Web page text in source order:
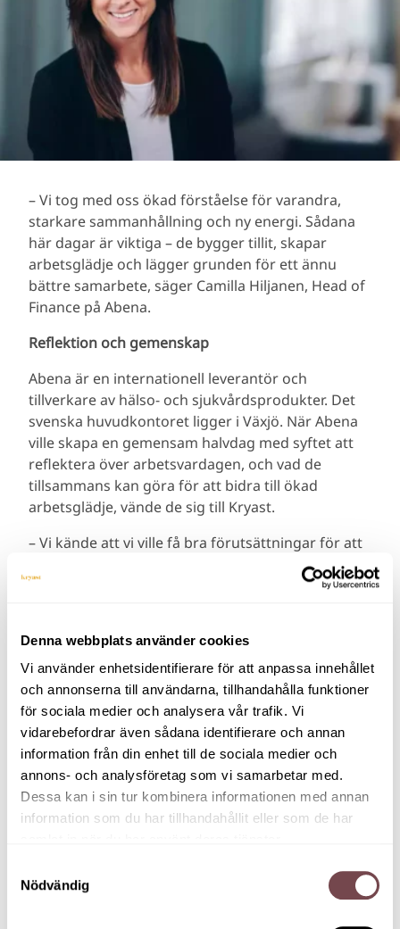
Denna webbplats använder cookies
Vi använder enhetsidentifierare för att anpassa innehållet
och annonserna till användarna, tillhandahålla funktioner
för sociala medier och analysera vår trafik. Vi
vidarebefordrar även sådana identifierare och annan
information från din enhet till de sociala medier och
annons- och analysföretag som vi samarbetar med.
Dessa kan i sin tur kombinera informationen med annan
information som du har tillhandahållit eller som de har
Nödvändig
– Vi tog med oss ökad förståelse för varandra,
starkare sammanhållning och ny energi. Sådana
här dagar är viktiga – de bygger tillit, skapar
arbetsglädje och lägger grunden för ett ännu
bättre samarbete, säger Camilla Hiljanen, Head of
Finance på Abena.
Reflektion och gemenskap
Abena är en internationell leverantör och
tillverkare av hälso- och sjukvårdsprodukter. Det
svenska huvudkontoret ligger i Växjö. När Abena
ville skapa en gemensam halvdag med syftet att
reflektera över arbetsvardagen, och vad de
tillsammans kan göra för att bidra till ökad
arbetsglädje, vände de sig till Kryast.
– Vi kände att vi ville få bra förutsättningar för att
skapa ett bättre samspel och en ännu starkare
känsla av gemenskap, säger Camilla Hiljanen.
organisationsutvecklare, och Sara Backman, som
är ansvarig för teamaktiviteter, fram ett
skräddarsytt upplägg för Abena.
– Det var genomtänkt och engagerande, och det
skapades en öppen stämning där alla kunde delta
på sitt sätt, säger Camilla Hiljanen.
Förändringar och psykologisk trygghet
påverkar oss och hur psykologisk trygghet kan
avhjälpa de utmaningar en organisation ställs